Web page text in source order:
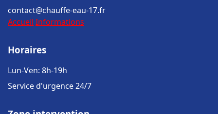
contact@chauffe-eau-17.fr
Accueil Informations
Horaires
Lun-Ven: 8h-19h
Service d'urgence 24/7